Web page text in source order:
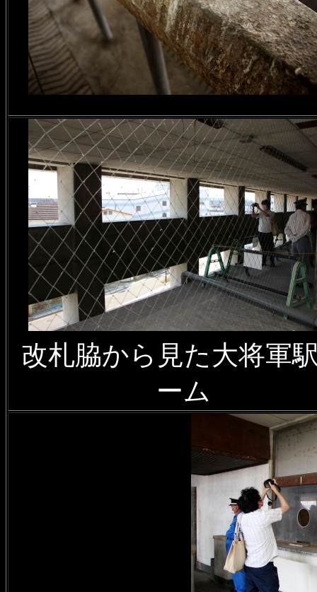
改札脇から見た大将軍
ーム